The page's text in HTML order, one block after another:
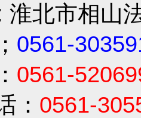
淮北市相山
0561-
0561-
： 0561-